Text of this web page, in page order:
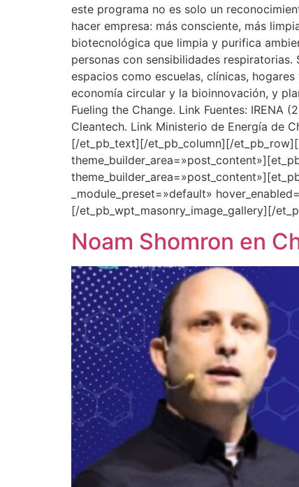
este programa no es solo un
hacer empresa: más consciente, más
biotecnológica que limpia y purifica
personas con sensibilidades
espacios como escuelas, clínicas,
economía circular y la bioinnovación, y
Fueling the Change. Link Fuentes: IRENA
Cleantech. Link Ministerio de Energía de
[/et_pb_text][/et_pb_column][/
_module_preset=»default»
[/et_pb_wpt_masonry_image_gallery][/
Noam Shomron en